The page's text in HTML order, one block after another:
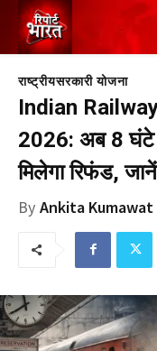
राष्ट्रीयसरकारी योजना
Indian
2026: अब 8 घंटे
मिलेगा रिफंड,
By Ankita Kumawat